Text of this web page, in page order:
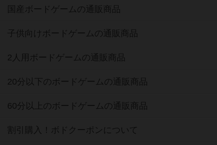
国産ボードゲームの通販商品
子供向けボードゲームの通販商品
2人用ボードゲームの通販商品
20分以下のボードゲームの通販商品
60分以上のボードゲームの通販商品
割引購入！ボドクーポンについて